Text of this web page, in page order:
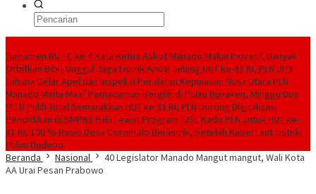
Turnamen BU FC ke 4 Kata Ketua Askot Manado Makin Inovatif, Banyak
Orbitkan Bibit Unggul Jaga Listrik Andal Jelang HUT ke-81 RI, PLN UP3
Tahuna Gelar Apel dan Inspeksi Peralatan Kepulauan Nusa Utara PLN
Manado Minta Maaf Pemadaman Bergilir di Pulau Bunaken, Minggu Dua
PLTD Pulih TotalSemarakkan HUT ke 81 RI, PLN Dorong Digitalisasi
Pendidikan di SMPN1 Palu Lewat Program TJSLKado PLN untuk HUT ke-
81 RI, 100 % Rasio Desa Gorontalo Berlistrik, Setelah Kabel Laut Listriki
Pulau Dudepo
Beranda
Nasional
40 Legislator Manado Mangut mangut, Wali Kota
AA Urai Pesan Prabowo